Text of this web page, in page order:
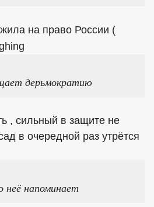
на право России (
дерьмократию
, сильный в защите не
в очередной раз утрётся
неё напоминает